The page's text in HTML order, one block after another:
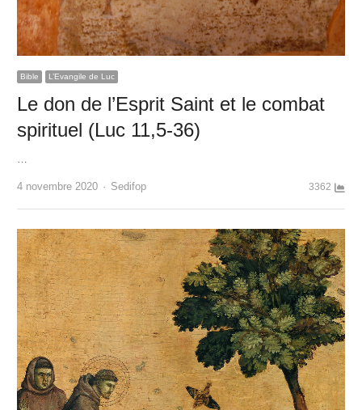
Bible L’Evangile de Luc
Le don de l’Esprit Saint et le combat
spirituel (Luc 11,5-36)
…
4 novembre 2020 Author
Sedifop 3362